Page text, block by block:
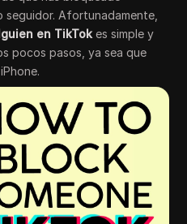
seguidor. Afortunadamente,
en TikTokes simple y
pocos pasos, ya sea que